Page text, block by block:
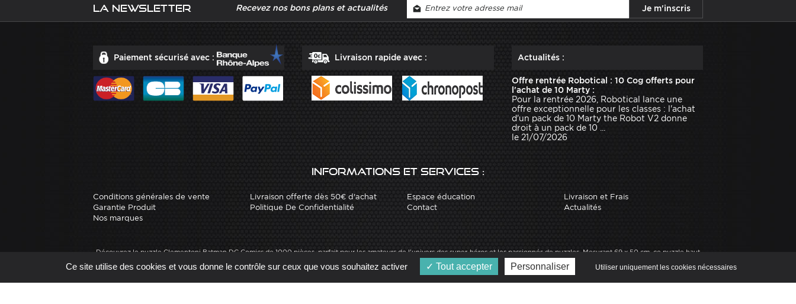
La newsletter Recevez nos bons plans et actualités
Paiement sécurisé avec : Livraison rapide avec : Actualités :
Offre rentrée Robotical : 10 Cog offerts pour
l'achat de 10 Marty :
Pour la rentrée 2026, Robotical lance une
offre exceptionnelle pour les classes : l'achat
d'un pack de 10 Marty the Robot V2 donne
droit à un pack de 10 ...
le 21/07/2026
Informations et services :
Conditions générales de vente Livraison offerte dès 50€ d'achat Espace éducation
Livraison et Frais
Garantie Produit
Politique De Confidentialité Contact
Actualités
Nos marques
Découvrez le puzzle Clementoni Batman DC Comics de 1000 pièces, parfait pour les amateurs de l'univers des super-héros et les passionnés de puzzles. Mesurant 69 x 50 cm, ce puzzle haut
de gamme vous plongera dans l'action et l'aventure aux côtés de Batman. Ce puzzle Clementoni est fabriqué en Italie. Puzzle Clementoni de 1000 pièces Batman DC Comics. Dimensions 69 x
50 cm. Acheter un Puzzle Clementoni Batman DC Comics dans la catégorie [categorieracine] sur Robot Advance, expert en robotique.
Ce site utilise des cookies et vous donne le contrôle sur ceux que vous souhaitez activer Tout accepter Personnaliser Utiliser uniquement les cookies nécessaires